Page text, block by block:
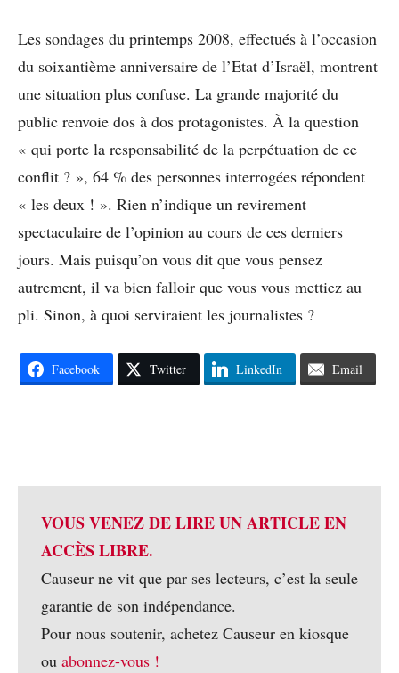
Les sondages du printemps 2008, effectués à l’occasion
du soixantième anniversaire de l’Etat d’Israël, montrent
une situation plus confuse. La grande majorité du
public renvoie dos à dos protagonistes. À la question
« qui porte la responsabilité de la perpétuation de ce
conflit ? », 64 % des personnes interrogées répondent
« les deux ! ». Rien n’indique un revirement
spectaculaire de l’opinion au cours de ces derniers
jours. Mais puisqu’on vous dit que vous pensez
autrement, il va bien falloir que vous vous mettiez au
pli. Sinon, à quoi serviraient les journalistes ?
Facebook Twitter LinkedIn Email
VOUS VENEZ DE LIRE UN ARTICLE EN
ACCÈS LIBRE.
Causeur ne vit que par ses lecteurs, c’est la seule
garantie de son indépendance.
Pour nous soutenir, achetez Causeur en kiosque
ou abonnez-vous !